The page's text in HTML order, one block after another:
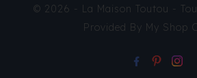
PURE LIFE
23,90 €
© 2026 - La Maison Toutou -
Provided By My Shop